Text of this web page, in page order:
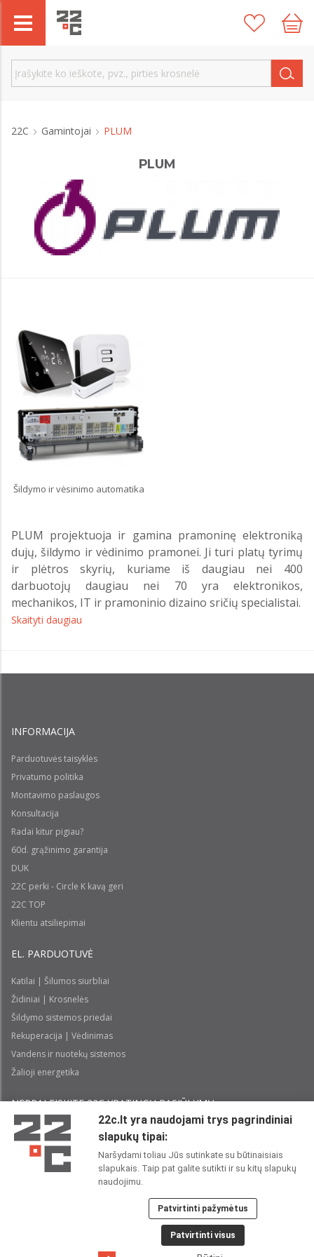
22C Gamintojai PLUM
PLUM
Šildymo ir vėsinimo automatika
PLUM projektuoja ir gamina pramoninę elektroniką
dujų, šildymo ir vėdinimo pramonei. Ji turi platų tyrimų
ir plėtros skyrių, kuriame iš daugiau nei 400
darbuotojų daugiau nei 70 yra elektronikos,
mechanikos, IT ir pramoninio dizaino sričių specialistai.
Skaityti daugiau
INFORMACIJA
Parduotuvės taisyklės
Privatumo politika
Montavimo paslaugos
Konsultacija
Radai kitur pigiau?
60d. grąžinimo garantija
DUK
22C perki - Circle K kavą geri
22C TOP
Klientu atsiliepimai
EL. PARDUOTUVĖ
Katilai | Šilumos siurbliai
Židiniai | Krosnelės
Šildymo sistemos priedai
Rekuperacija | Vėdinimas
Vandens ir nuotekų sistemos
Žalioji energetika
NEPRALEISKITE 22С YPATINGŲ PASIŪLYMŲ:
Perskaičiau ir sutinku su 22CPrivatumo politika
22C SOCIALINIUOSE TINKLUOSE:
22c.lt yra naudojami trys pagrindiniai
slapukų tipai:
Naršydami toliau Jūs sutinkate su būtinaisiais
slapukais. Taip pat galite sutikti ir su kitų slapukų
naudojimu.
Patvirtinti pažymėtus
Patvirtinti visus